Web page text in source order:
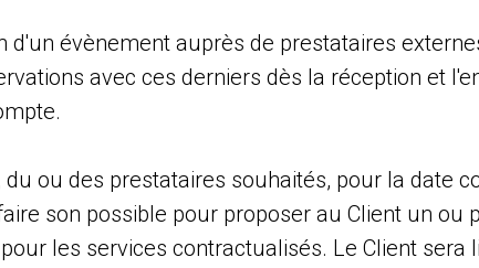
d'un évènement auprès de prestataires
avec ces derniers dès la réception et
du ou des prestataires souhaités, pour la date
son possible pour proposer au Client un ou
les services contractualisés. Le Client sera